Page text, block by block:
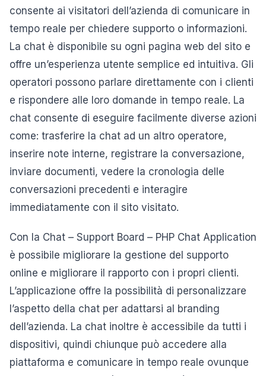
consente ai visitatori dell’azienda di comunicare in
tempo reale per chiedere supporto o informazioni.
La chat è disponibile su ogni pagina web del sito e
offre un’esperienza utente semplice ed intuitiva. Gli
operatori possono parlare direttamente con i clienti
e rispondere alle loro domande in tempo reale. La
chat consente di eseguire facilmente diverse azioni
come: trasferire la chat ad un altro operatore,
inserire note interne, registrare la conversazione,
inviare documenti, vedere la cronologia delle
conversazioni precedenti e interagire
immediatamente con il sito visitato.
Con la Chat – Support Board – PHP Chat Application
è possibile migliorare la gestione del supporto
online e migliorare il rapporto con i propri clienti.
L’applicazione offre la possibilità di personalizzare
l’aspetto della chat per adattarsi al branding
dell’azienda. La chat inoltre è accessibile da tutti i
dispositivi, quindi chiunque può accedere alla
piattaforma e comunicare in tempo reale ovunque